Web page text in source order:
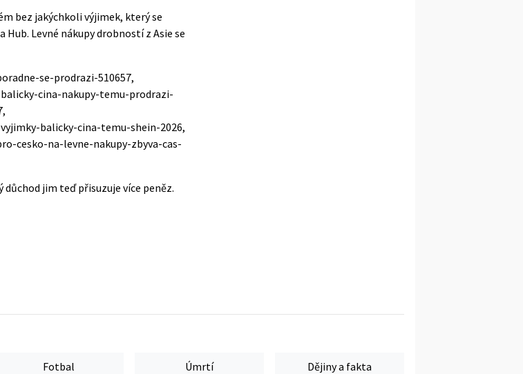
bez jakýchkoli výjimek, který se
Levné nákupy drobností z Asie se
se-prodrazi-510657,
cina-nakupy-temu-prodrazi-
balicky-cina-temu-shein-2026,
cesko-na-levne-nakupy-zbyva-cas-
důchod jim teď přisuzuje více peněz.
Fotbal Úmrtí Dějiny a fakta